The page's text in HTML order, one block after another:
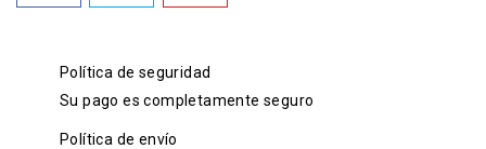
Política de seguridad
Su pago es completamente seguro
Política de envío